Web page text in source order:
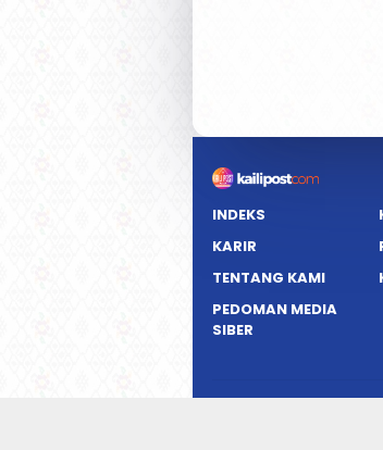
INDEKS
KARIR
TENTANG KAMI
PEDOMAN MEDIA
SIBER